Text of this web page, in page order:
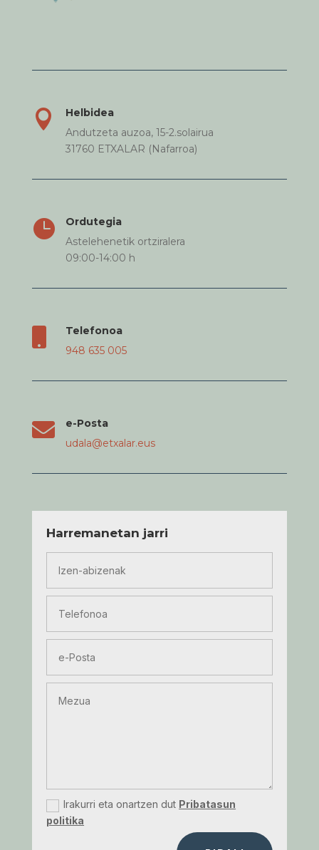

Helbidea
Andutzeta auzoa, 15-2.solairua
31760 ETXALAR (Nafarroa)

Ordutegia
Astelehenetik ortziralera
09:00-14:00 h
Telefonoa
948 635 005

e-Posta
udala@etxalar.eus
Harremanetan jarri
Irakurri eta onartzen dut Pribatasun
politika